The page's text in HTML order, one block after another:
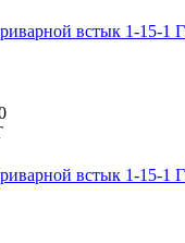
встык 1-15-
встык 1-15-